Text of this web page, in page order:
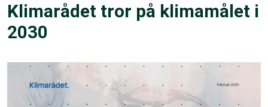
Klimarådet tror på klimamålet i
2030